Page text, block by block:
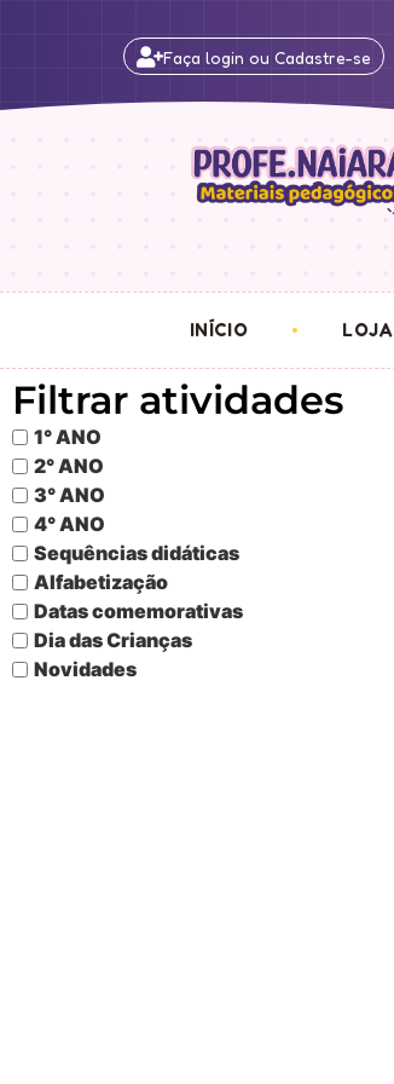
Faça login ou Cadastre-se
INÍCIO LOJA
Filtrar atividades
1° ANO
2° ANO
3° ANO
4° ANO
Sequências didáticas
Alfabetização
Datas comemorativas
Dia das Crianças
Novidades